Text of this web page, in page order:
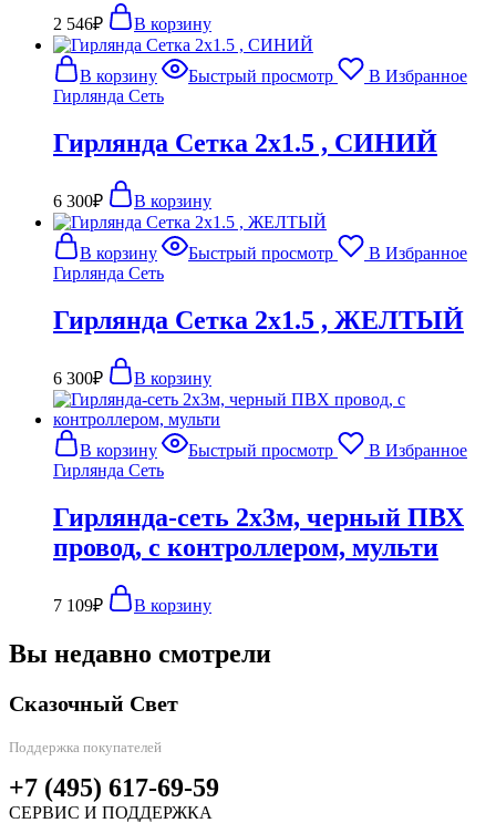
2 546₽ В корзину
В корзину Быстрый просмотр
В Избранное
Гирлянда Сеть
Гирлянда Сетка 2х1.5 , СИНИЙ
6 300₽ В корзину
В корзину Быстрый просмотр
В Избранное
Гирлянда Сеть
Гирлянда Сетка 2х1.5 , ЖЕЛТЫЙ
6 300₽ В корзину
В корзину Быстрый просмотр
В Избранное
Гирлянда Сеть
Гирлянда-сеть 2х3м, черный ПВХ
провод, с контроллером, мульти
7 109₽ В корзину
Вы недавно смотрели
Сказочный Свет
Поддержка покупателей
+7 (495) 617-69-59
СЕРВИС И ПОДДЕРЖКА